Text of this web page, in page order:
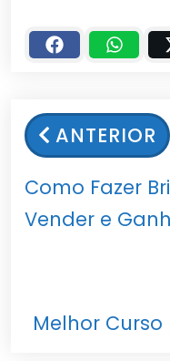
ANTERIOR
Como Fazer
Vender e
Melhor